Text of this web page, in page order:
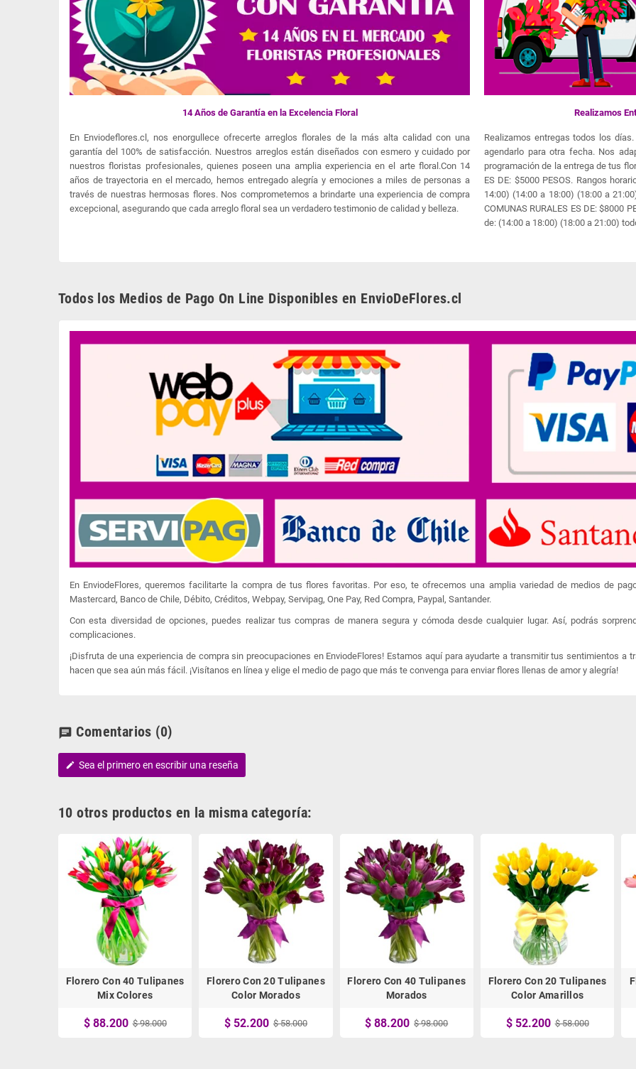
14 Años de Garantía en la Excelencia Floral
En Enviodeflores.cl, nos enorgullece ofrecerte arreglos florales de la más alta calidad con una
garantía del 100% de satisfacción. Nuestros arreglos están diseñados con esmero y cuidado por
nuestros floristas profesionales, quienes poseen una amplia experiencia en el arte floral.Con 14
años de trayectoria en el mercado, hemos entregado alegría y emociones a miles de personas a
través de nuestras hermosas flores. Nos comprometemos a brindarte una experiencia de compra
excepcional, asegurando que cada arreglo floral sea un verdadero testimonio de calidad y belleza.
Realizamos
Realizamos entregas todos los
agendarlo para otra fecha. Nos
programación de la entrega de tus
ES DE: $5000 PESOS. Rangos
14:00) (14:00 a 18:00) (18:00 a
COMUNAS RURALES ES DE: $8000
de: (14:00 a 18:00) (18:00 a 21:00)
Todos los Medios de Pago On Line Disponibles en EnvioDeFlores.cl
En EnviodeFlores, queremos facilitarte la compra de tus flores favoritas. Por eso, te ofrecemos una amplia variedad de medios de
Mastercard, Banco de Chile, Débito, Créditos, Webpay, Servipag, One Pay, Red Compra, Paypal, Santander.
Con esta diversidad de opciones, puedes realizar tus compras de manera segura y cómoda desde cualquier lugar. Así, podrás
complicaciones.
¡Disfruta de una experiencia de compra sin preocupaciones en EnviodeFlores! Estamos aquí para ayudarte a transmitir tus sentimientos
hacen que sea aún más fácil. ¡Visítanos en línea y elige el medio de pago que más te convenga para enviar flores llenas de amor y alegría!
chat Comentarios (0)
edit Sea el primero en escribir una reseña
10 otros productos en la misma categoría:
Florero Con 40 Tulipanes
Mix Colores
$ 88.200 $ 98.000
Florero Con 20 Tulipanes
Color Morados
$ 52.200 $ 58.000
Florero Con 40 Tulipanes
Morados
$ 88.200 $ 98.000
Florero Con 20 Tulipanes
Color Amarillos
$ 52.200 $ 58.000